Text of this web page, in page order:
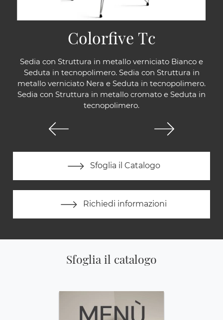
Sedia con Struttura in metallo verniciato Bianco e
Seduta in tecnopolimero. Sedia con Struttura in
metallo verniciato Nera e Seduta in tecnopolimero.
Sedia con Struttura in metallo cromato e Seduta in
tecnopolimero.
Sfoglia il Catalogo
Richiedi informazioni
Colorfive Tc
Sfoglia il catalogo